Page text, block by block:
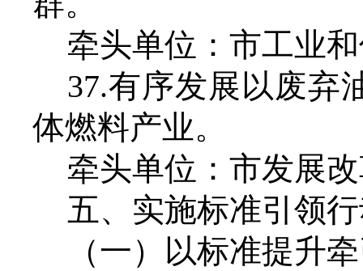
牵头单位：市工业
37.有序发展以废弃
体燃料产业。
牵头单位：市发展
五、 实施标准引领
（一）以标准提升